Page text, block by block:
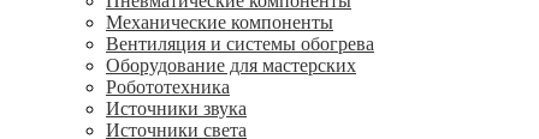
Механические компоненты
Вентиляция и системы обогрева
Оборудование для мастерских
Робототехника
Источники звука
Источники света